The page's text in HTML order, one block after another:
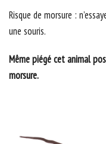
Risque de morsure :
une souris.
Même piégé cet animal
morsure.